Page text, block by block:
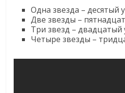
Одна звезда – десятый
Две звезды –
Три звезд – двадцатый
Четыре звезды –